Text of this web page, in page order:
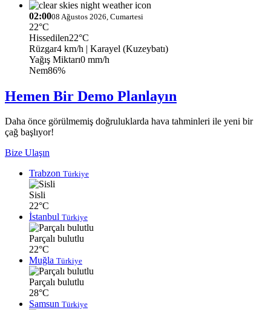
02:0008 Ağustos 2026, Cumartesi
22°C
Hissedilen22°C
Rüzgar4 km/h | Karayel (Kuzeybatı)
Yağış Miktarı0 mm/h
Nem86%
Hemen Bir Demo Planlayın
Daha önce görülmemiş doğruluklarda hava tahminleri ile yeni bir
çağ başlıyor!
Bize Ulaşın
Trabzon Türkiye
Sisli
22°C
İstanbul Türkiye
Parçalı bulutlu
22°C
Muğla Türkiye
Parçalı bulutlu
28°C
Samsun Türkiye